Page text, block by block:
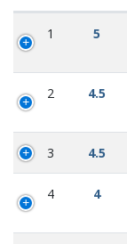
1 5
2 4.5
3 4.5
4 4